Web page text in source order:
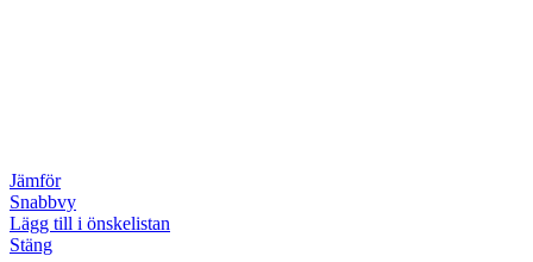
Jämför
Snabbvy
Lägg till i önskelistan
Stäng